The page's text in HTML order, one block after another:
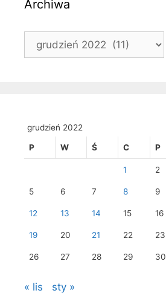
Archiwa
Archiwa
grudzień 2022
P W Ś C P
1 2
5 6 7 8 9
12 13 14 15 16
19 20 21 22 23
26 27 28 29 30
« lis sty »